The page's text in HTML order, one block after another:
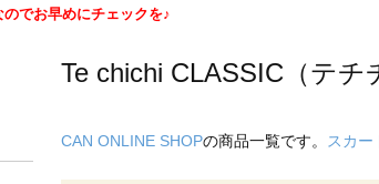
でお早めにチェックを♪
Te chichi CLASSIC（テ
CAN ONLINE SHOPの商品一覧です。 スカー